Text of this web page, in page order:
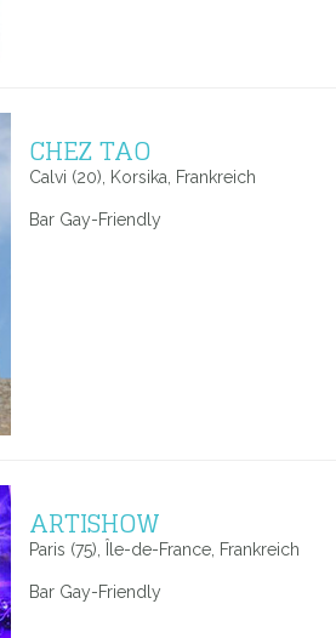
CHEZ TAO
Calvi (20), Korsika, Frankreich
Bar Gay-Friendly
ARTISHOW
Paris (75), Île-de-France, Frankreich
Bar Gay-Friendly